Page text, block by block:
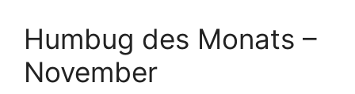
Humbug des Monats –
November